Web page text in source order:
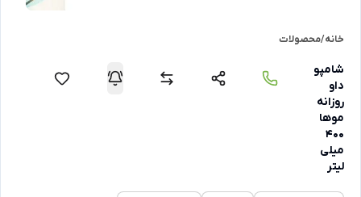
خانه/محصولات
شامپو
داو
روزانه
موها
400
میلی
لیتر